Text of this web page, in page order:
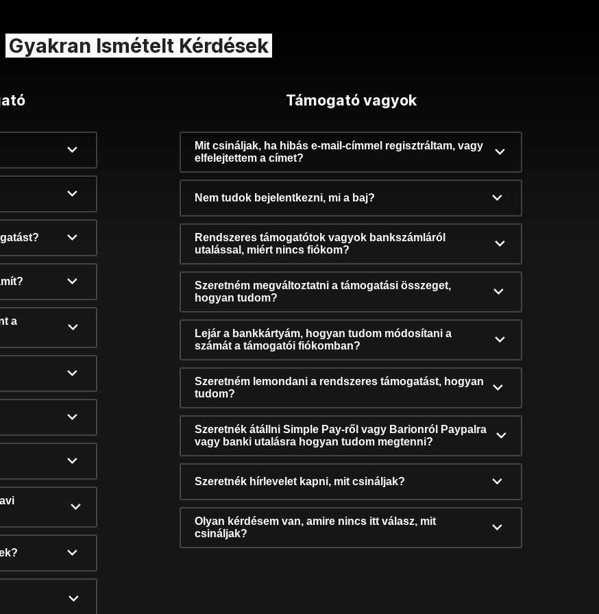
Gyakran Ismételt Kérdések
a
Támogató vagyok
Mit csináljak, ha hibás e-mail-címmel regisztráltam, vagy
elfelejtettem a címet?
Nem tudok bejelentkezni, mi a baj?
Rendszeres támogatótok vagyok bankszámláról
utalással, miért nincs fiókom?
Szeretném megváltoztatni a támogatási összeget,
hogyan tudom?
Lejár a bankkártyám, hogyan tudom módosítani a
számát a támogatói fiókomban?
Szeretném lemondani a rendszeres támogatást, hogyan
tudom?
Szeretnék átállni Simple Pay-ről vagy Barionról Paypalra
vagy banki utalásra hogyan tudom megtenni?
Szeretnék hírlevelet kapni, mit csináljak?
Olyan kérdésem van, amire nincs itt válasz, mit
csináljak?